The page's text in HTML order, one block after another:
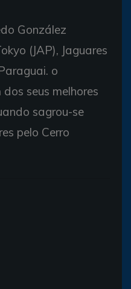
González
(JAP), Jaguares
o
seus melhores
sagrou-se
pelo Cerro